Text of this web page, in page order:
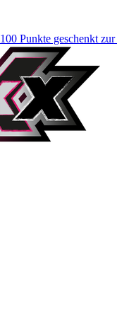
100 Punkte geschenkt